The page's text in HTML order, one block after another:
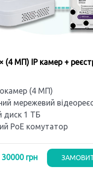
(4 MП) IP камер +
(4 MП)
мережевий
диск 1 ТБ
PoE комутатор
30000 грн